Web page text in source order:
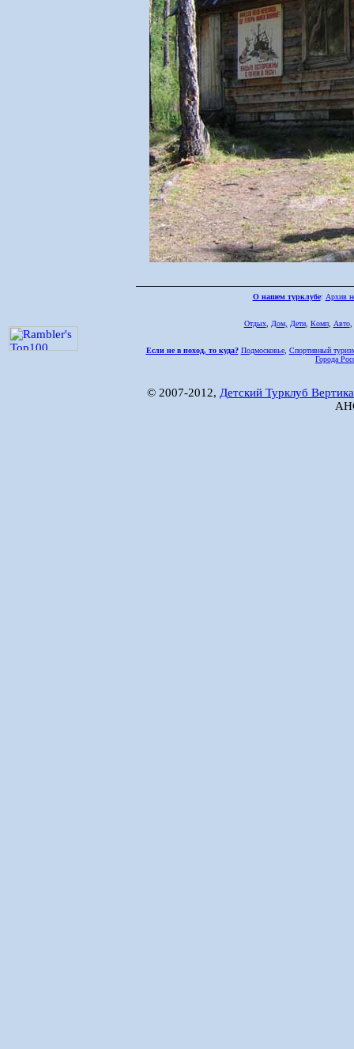
О нашем турклубе: Архив
Отдых, Дом, Дети, Комп, Авто,
Если не в поход, то куда? Подмосковье, Спортивный
Города
© 2007-2012, Детский Турклуб